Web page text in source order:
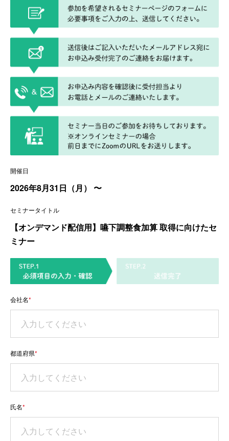
開催日
2026年8月31日（月） 〜
セミナータイトル
【オンデマンド配信用】嚥下調整食加算 取得に向けたセ
ミナー
会社名*
都道府県*
氏名*